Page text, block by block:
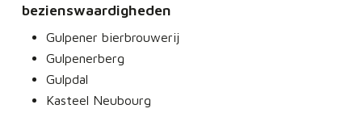
bezienswaardigheden
Gulpener bierbrouwerij
Gulpenerberg
Gulpdal
Kasteel Neubourg